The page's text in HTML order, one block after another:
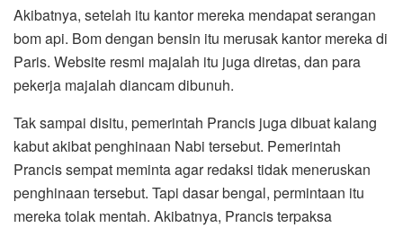
Akibatnya, setelah itu kantor mereka mendapat serangan
bom api. Bom dengan bensin itu merusak kantor mereka di
Paris. Website resmi majalah itu juga diretas, dan para
pekerja majalah diancam dibunuh.
Tak sampai disitu, pemerintah Prancis juga dibuat kalang
kabut akibat penghinaan Nabi tersebut. Pemerintah
Prancis sempat meminta agar redaksi tidak meneruskan
penghinaan tersebut. Tapi dasar bengal, permintaan itu
mereka tolak mentah. Akibatnya, Prancis terpaksa